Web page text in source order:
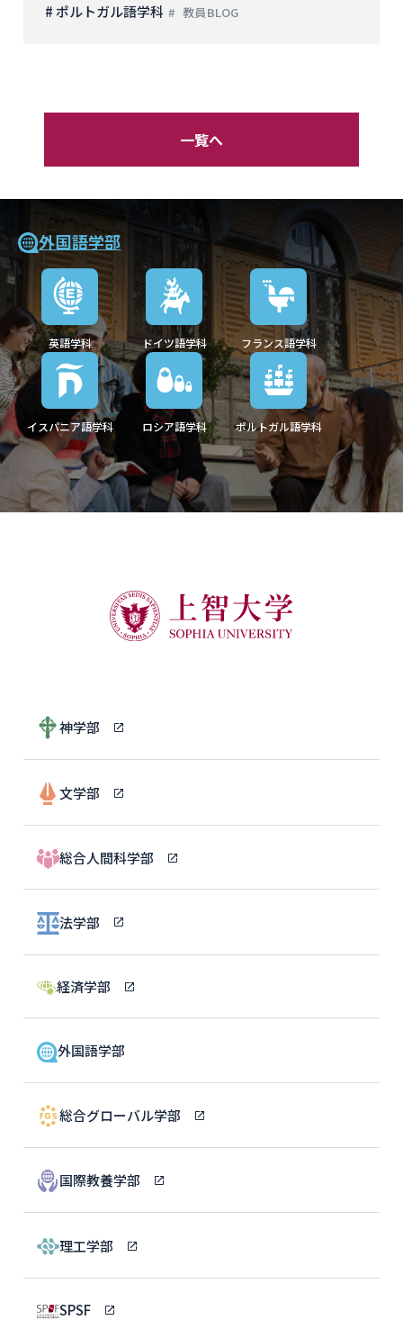
# ポルトガル語学科 教員BLOG
一覧へ
外国語学部
英語学科 ドイツ語学科 フランス語学科
イスパニア語学科 ロシア語学科 ポルトガル語学科
神学部
文学部
総合人間科学部
法学部
経済学部
外国語学部
総合グローバル学部
国際教養学部
理工学部
SPSF